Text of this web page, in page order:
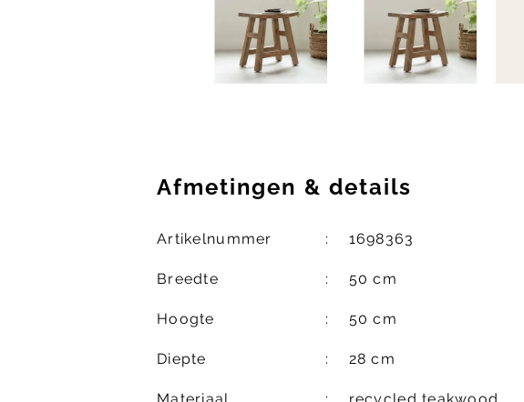
Afmetingen & details
Artikelnummer 1698363
Breedte 50 cm
Hoogte 50 cm
Diepte 28 cm